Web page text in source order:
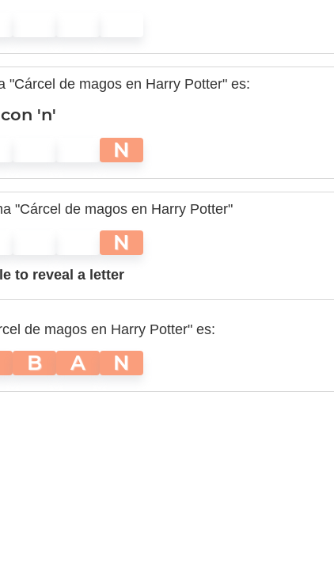
"Cárcel de magos en Harry Potter" es:
'n'
N
"Cárcel de magos en Harry Potter"
N
to reveal a letter
de magos en Harry Potter" es:
B A N